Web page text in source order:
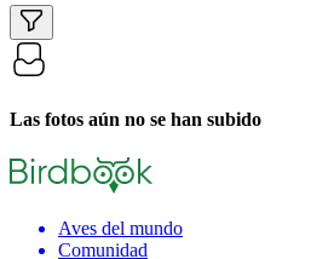
Las fotos aún no se han subido
Aves del mundo
Comunidad